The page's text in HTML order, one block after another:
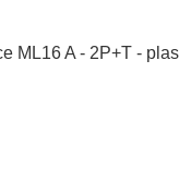
ML16 A - 2P+T -